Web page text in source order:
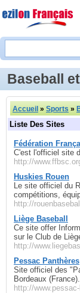
Baseball
Accueil » Sports »
Liste Des Sites
Fédération
C'est l'officiel site
http://
Huskies Rouen
Le site officiel du
compétitions,
http://
Liège Baseball
Ce site offer
sur le Club de
http://
Pessac Panthères
Site officiel des
Bordeaux (France).
http://